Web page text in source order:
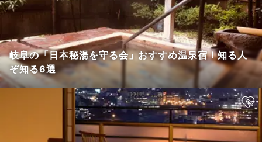
岐阜の「日本秘湯を守る会」おすすめ温泉宿！知る人
ぞ知る6選